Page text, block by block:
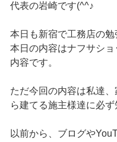
代表の岩崎です(^^♪
本日も新宿で工務店の勉
本日の内容はナフサシ
内容です。
ただ今回の内容は私達
ら建てる施主様達に必ず
以前から、ブログや